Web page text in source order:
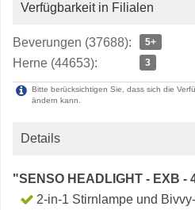
Verfügbarkeit in Filialen
Beverungen (37688): 5+
Herne (44653): 3
Bitte berücksichtigen Sie, dass sich die
ändern kann.
Details
"SENSO HEADLIGHT - EXB -
2-in-1 Stirnlampe und